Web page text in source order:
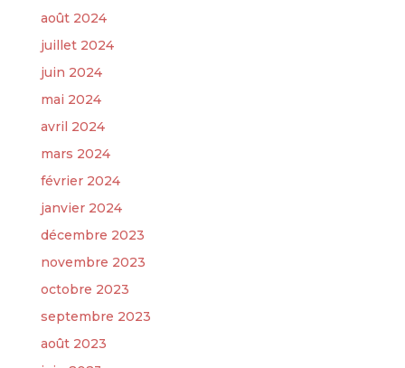
août 2024
juillet 2024
juin 2024
mai 2024
avril 2024
mars 2024
février 2024
janvier 2024
décembre 2023
novembre 2023
octobre 2023
septembre 2023
août 2023